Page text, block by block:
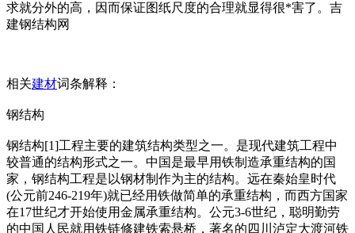
求就分外的高，因而保证图纸尺度的合理就显得很*害了。吉
建钢结构网
相关建材词条解释：
钢结构
钢结构[1]工程主要的建筑结构类型之一。是现代建筑工程中
较普通的结构形式之一。中国是最早用铁制造承重结构的国
家，钢结构工程是以钢材制作为主的结构。远在秦始皇时代
(公元前246-219年)就已经用铁做简单的承重结构，而西方国家
在17世纪才开始使用金属承重结构。公元3-6世纪，聪明勤劳
的中国人民就用铁链修建铁索悬桥，著名的四川泸定大渡河铁